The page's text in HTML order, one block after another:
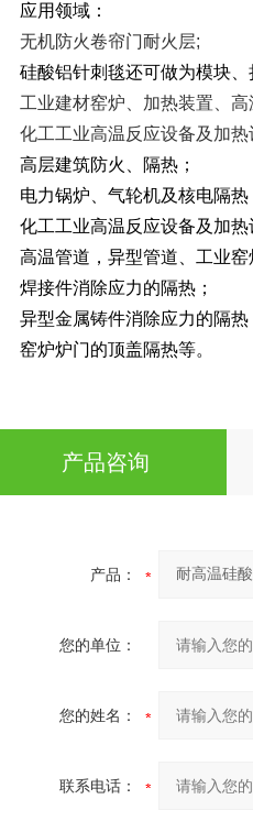
应用领域：
无机防火卷帘门耐火层;
硅酸铝针刺毯还可做为模块、
工业建材窑炉、加热装置、
化工工业高温反应设备及加
高层建筑防火、隔热；
电力锅炉、气轮机及核电隔热
化工工业高温反应设备及加热
高温管道，异型管道、工业窑
焊接件消除应力的隔热；
异型金属铸件消除应力的隔热
窑炉炉门的顶盖隔热等。
产品咨询
产品：
您的单位：
您的姓名：
联系电话：